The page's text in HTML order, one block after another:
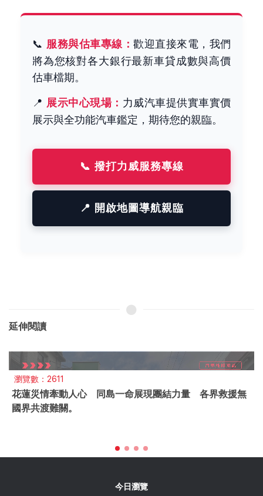
📞 服務與估車專線： 歡迎直接來電，我們
將為您核對各大銀行最新車貸成數與高價
估車檔期。
📍 展示中心現場： 力威汽車提供實車實價
展示與全功能汽車鑑定，期待您的親臨。
📞 撥打力威服務專線
📍 開啟地圖導航親臨
延伸閱讀
瀏覽數：3213
車市買氣低迷， 車商大幅降價、 消費者享受購車好康，現
省數十萬得利
今日瀏覽